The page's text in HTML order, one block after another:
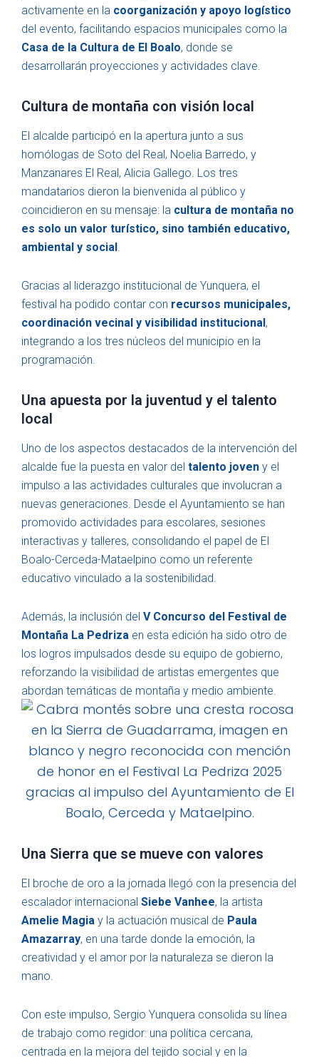
activamente en la coorganización y apoyo logístico
del evento, facilitando espacios municipales como la
Casa de la Cultura de El Boalo, donde se
desarrollarán proyecciones y actividades clave.
Cultura de montaña con visión local
El alcalde participó en la apertura junto a sus
homólogas de Soto del Real, Noelia Barredo, y
Manzanares El Real, Alicia Gallego. Los tres
mandatarios dieron la bienvenida al público y
coincidieron en su mensaje: la cultura de montaña no
es solo un valor turístico, sino también educativo,
ambiental y social .
Gracias al liderazgo institucional de Yunquera, el
festival ha podido contar con recursos municipales,
coordinación vecinal y visibilidad institucional ,
integrando a los tres núcleos del municipio en la
programación.
Una apuesta por la juventud y el talento
local
Uno de los aspectos destacados de la intervención del
alcalde fue la puesta en valor del talento joven y el
impulso a las actividades culturales que involucran a
nuevas generaciones. Desde el Ayuntamiento se han
promovido actividades para escolares, sesiones
interactivas y talleres, consolidando el papel de El
Boalo-Cerceda-Mataelpino como un referente
educativo vinculado a la sostenibilidad.
Además, la inclusión del V Concurso del Festival de
Montaña La Pedriza en esta edición ha sido otro de
los logros impulsados desde su equipo de gobierno,
reforzando la visibilidad de artistas emergentes que
abordan temáticas de montaña y medio ambiente.
Una Sierra que se mueve con valores
El broche de oro a la jornada llegó con la presencia del
escalador internacional Siebe Vanhee, la artista
Amelie Magia y la actuación musical de Paula
Amazarray, en una tarde donde la emoción, la
creatividad y el amor por la naturaleza se dieron la
mano.
Con este impulso, Sergio Yunquera consolida su línea
de trabajo como regidor: una política cercana,
centrada en la mejora del tejido social y en la